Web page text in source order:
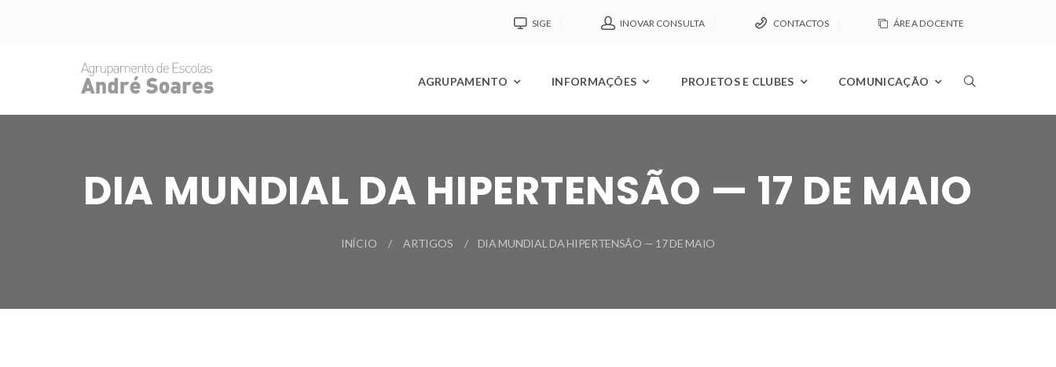
SIGE INOVAR CONSULTA CONTACTOS ÁREA DOCENTE
AGRUPAMENTO INFORMAÇÕES PROJETOS E CLUBES COMUNICAÇÃO
DIA MUNDIAL DA HIPERTENSÃO — 17 DE MAIO
INÍCIO ARTIGOS DIA MUNDIAL DA HIPERTENSÃO — 17 DE MAIO